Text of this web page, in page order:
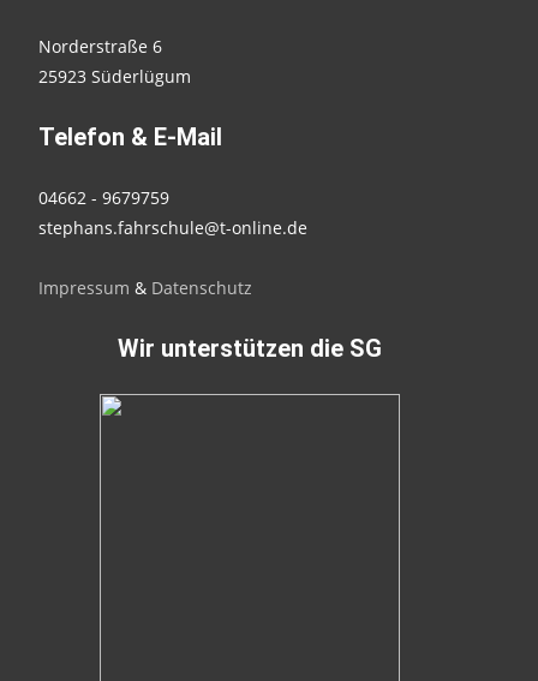
Norderstraße 6
25923 Süderlügum
Telefon & E-Mail
04662 - 9679759
stephans.fahrschule@t-online.de
Impressum & Datenschutz
Wir unterstützen die SG